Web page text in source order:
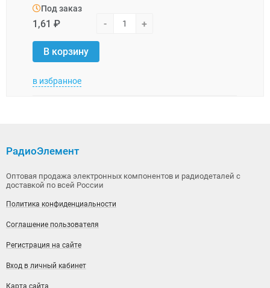
Под заказ
1,61 ₽ - +
В корзину
в избранное
РадиоЭлемент
Оптовая продажа электронных компонентов и радиодеталей с
доставкой по всей России
Политика конфиденциальности
Соглашение пользователя
Регистрация на сайте
Вход в личный кабинет
Карта сайта